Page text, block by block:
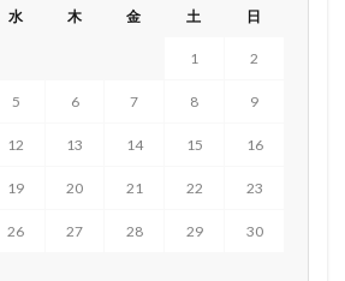
水 木 金 土 日
1 2
5 6 7 8 9
12 13 14 15 16
19 20 21 22 23
26 27 28 29 30